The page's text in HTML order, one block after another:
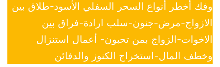
وفك أخطر أنواع السحر السفلي الأسود-طلاق بين
الازواج-مرض-جنون-سلب ارادة-فراق بين
الاخوات-الزواج بمن تحبون- أعمال استنزال
وخطف المال-استخراج الكنوز والدفائن